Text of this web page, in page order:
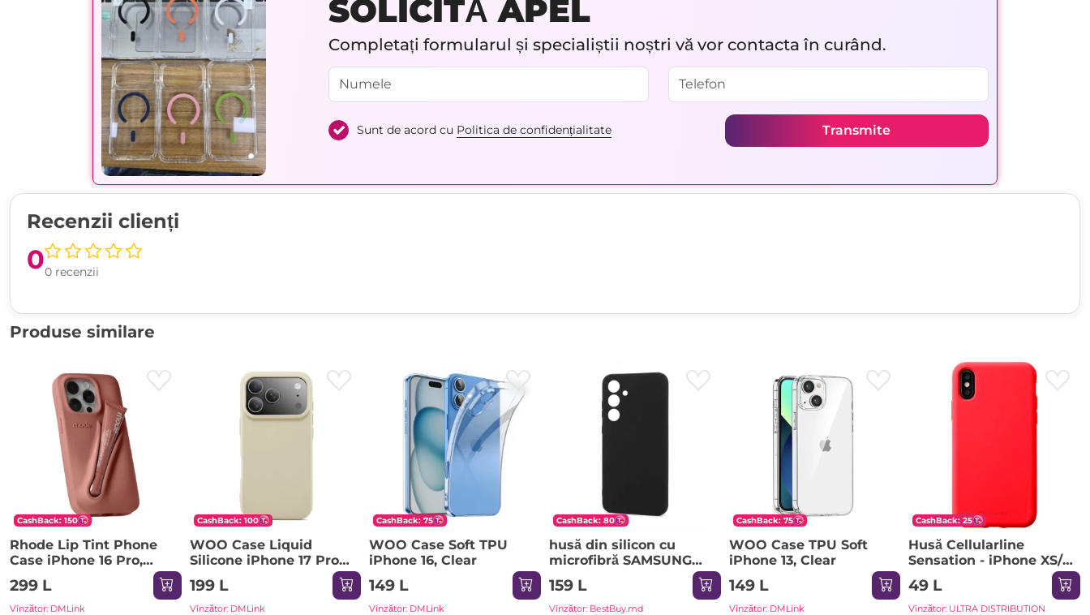
SOLICITĂ APEL
Completați formularul și specialiștii noștri vă vor contacta în curând.
Sunt de acord cu Politica de confidențialitate Transmite
Recenzii clienți
00 recenzii
Produse similare
CashBack: 150
Rhode Lip Tint Phone
Case iPhone 16 Pro,
Toast
299 L
Vînzător: DMLink
CashBack: 100
WOO Case Liquid
Silicone iPhone 17 Pro
Max, Beige
199 L
Vînzător: DMLink
CashBack: 75
WOO Case Soft TPU
iPhone 16, Clear
149 L
Vînzător: DMLink
CashBack: 80
husă din silicon cu
microfibră SAMSUNG
Galaxy A56 roz nisipiu
Husa
159 L
Vînzător: BestBuy.md
CashBack: 75
WOO Case TPU Soft
iPhone 13, Clear
149 L
Vînzător: DMLink
CashBack: 25
Husă Cellularline
Sensation - iPhone XS/X,
Roșu
49 L
Vînzător: ULTRA DISTRIBUTION